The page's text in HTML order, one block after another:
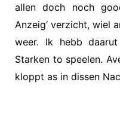
allen doch noch
Anzeig‘ verzicht, wiel
weer. Ik hebb
Starken to speelen.
kloppt as in dissen